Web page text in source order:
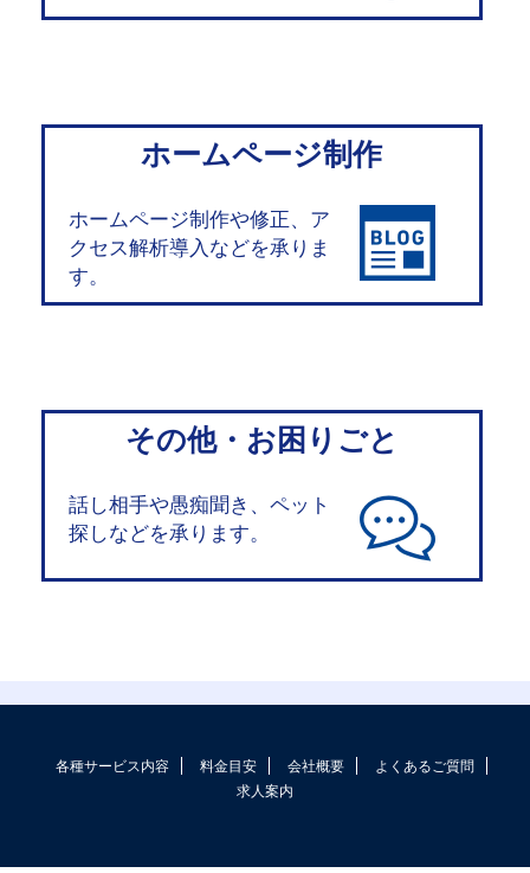
ホームページ制作
ホームページ制作や修正、ア
クセス解析導入などを承りま
す。
その他・お困りごと
話し相手や愚痴聞き、ペット
探しなどを承ります。
各種サービス内容 料金目安 会社概要
よくあるご質問
求人案内